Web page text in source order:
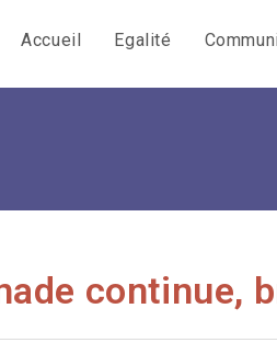
Accueil Egalité
continue,